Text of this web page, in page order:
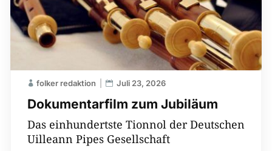
Dokumentarfilm zum Jubiläum
folker redaktion Juli 23, 2026
Das einhundertste Tionnol der Deutschen
Uilleann Pipes Gesellschaft